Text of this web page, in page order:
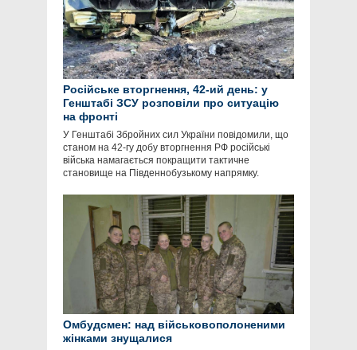
Російське вторгнення, 42-ий день: у
Генштабі ЗСУ розповіли про ситуацію
на фронті
У Генштабі Збройних сил України повідомили, що
станом на 42-гу добу вторгнення РФ російські
війська намагається покращити тактичне
становище на Південнобузькому напрямку.
Омбудсмен: над військовополоненими
жінками знущалися